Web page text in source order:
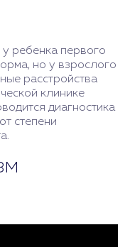
ребенка первого
но у взрослого
расстройства
клинике
диагностика
степени